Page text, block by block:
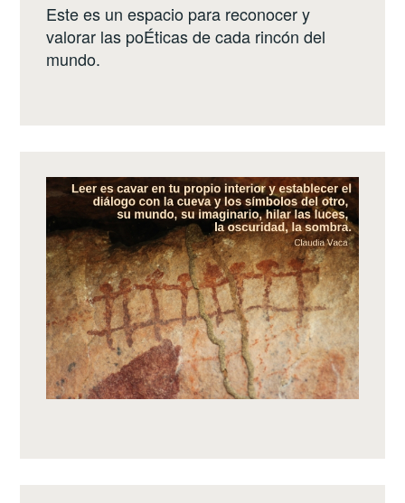
Este es un espacio para reconocer y
valorar las poÉticas de cada rincón del
mundo.